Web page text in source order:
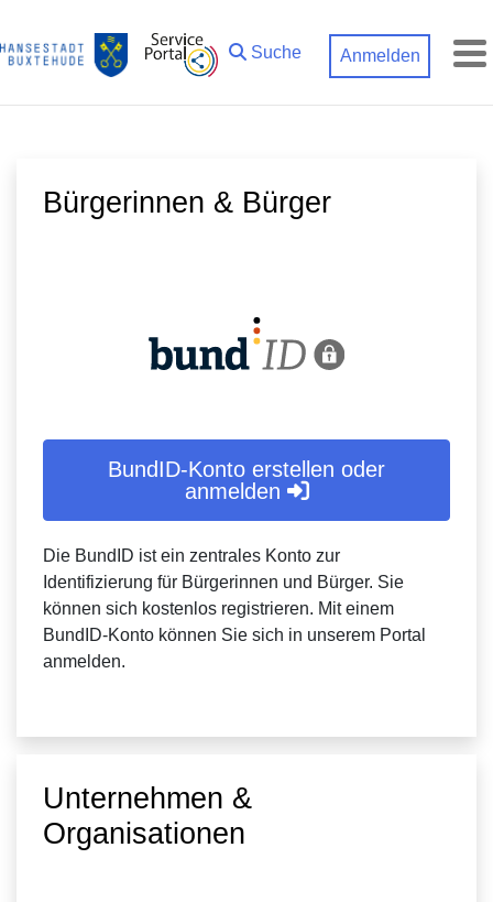
Suche Anmelden
Bürgerinnen & Bürger
BundID-Konto erstellen oder
anmelden
Die BundID ist ein zentrales Konto zur
Identifizierung für Bürgerinnen und Bürger. Sie
können sich kostenlos registrieren. Mit einem
BundID-Konto können Sie sich in unserem Portal
anmelden.
Unternehmen &
Organisationen